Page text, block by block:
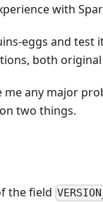
with
eggs and test
both original
me any major
two things.
the field